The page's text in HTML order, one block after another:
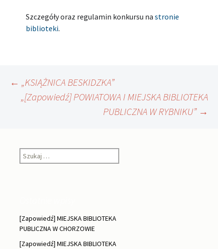
Szczegóły oraz regulamin konkursu na stronie
biblioteki.
Nawigacja
← „KSIĄŻNICA BESKIDZKA”
„[Zapowiedź] POWIATOWA I MIEJSKA BIBLIOTEKA
PUBLICZNA W RYBNIKU” →
Szukaj:
[Zapowiedź] MIEJSKA BIBLIOTEKA
PUBLICZNA W CHORZOWIE
[Zapowiedź] MIEJSKA BIBLIOTEKA